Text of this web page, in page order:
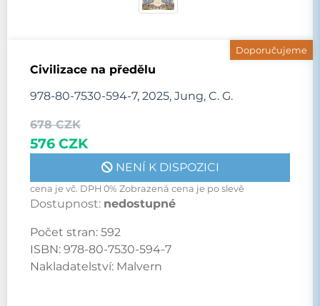
Doporučujeme
Civilizace na předělu
978-80-7530-594-7, 2025, Jung, C. G.
678 CZK
576 CZK
NENÍ K DISPOZICI
cena je vč. DPH 0% Zobrazená cena je po slevě
Dostupnost: nedostupné
Počet stran: 592
ISBN: 978-80-7530-594-7
Nakladatelství: Malvern